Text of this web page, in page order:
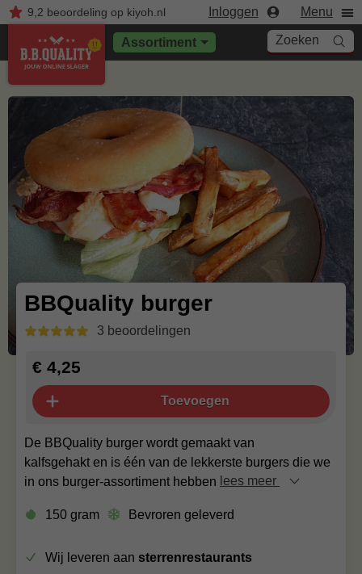
9,2 beoordelingop kiyoh.nl Inloggen Menu
Assortiment Zoeken
BBQuality burger
3 beoordelingen
De BBQuality burger wordt gemaakt van
kalfsgehakt en is één van de lekkerste burgers die we
in ons burger-assortiment hebben lees meer
150 gram Bevroren geleverd
€ 4,25
Toevoegen
Wij leveren aan sterrenrestaurants